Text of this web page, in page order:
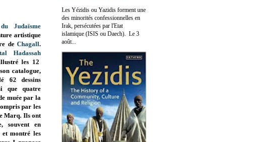
Judaïsme
artistique
de Chagall.
Hadassah
les 12
catalogue,
62 dessins
que quatre
muée par la
par les
Marq. Ils ont
souvent en
montré les
Les Yézidis ou Yazidis forment une
des minorités confessionnelles en
Irak, persécutées par l'Etat
islamique (ISIS ou Daech). Le 3
août...